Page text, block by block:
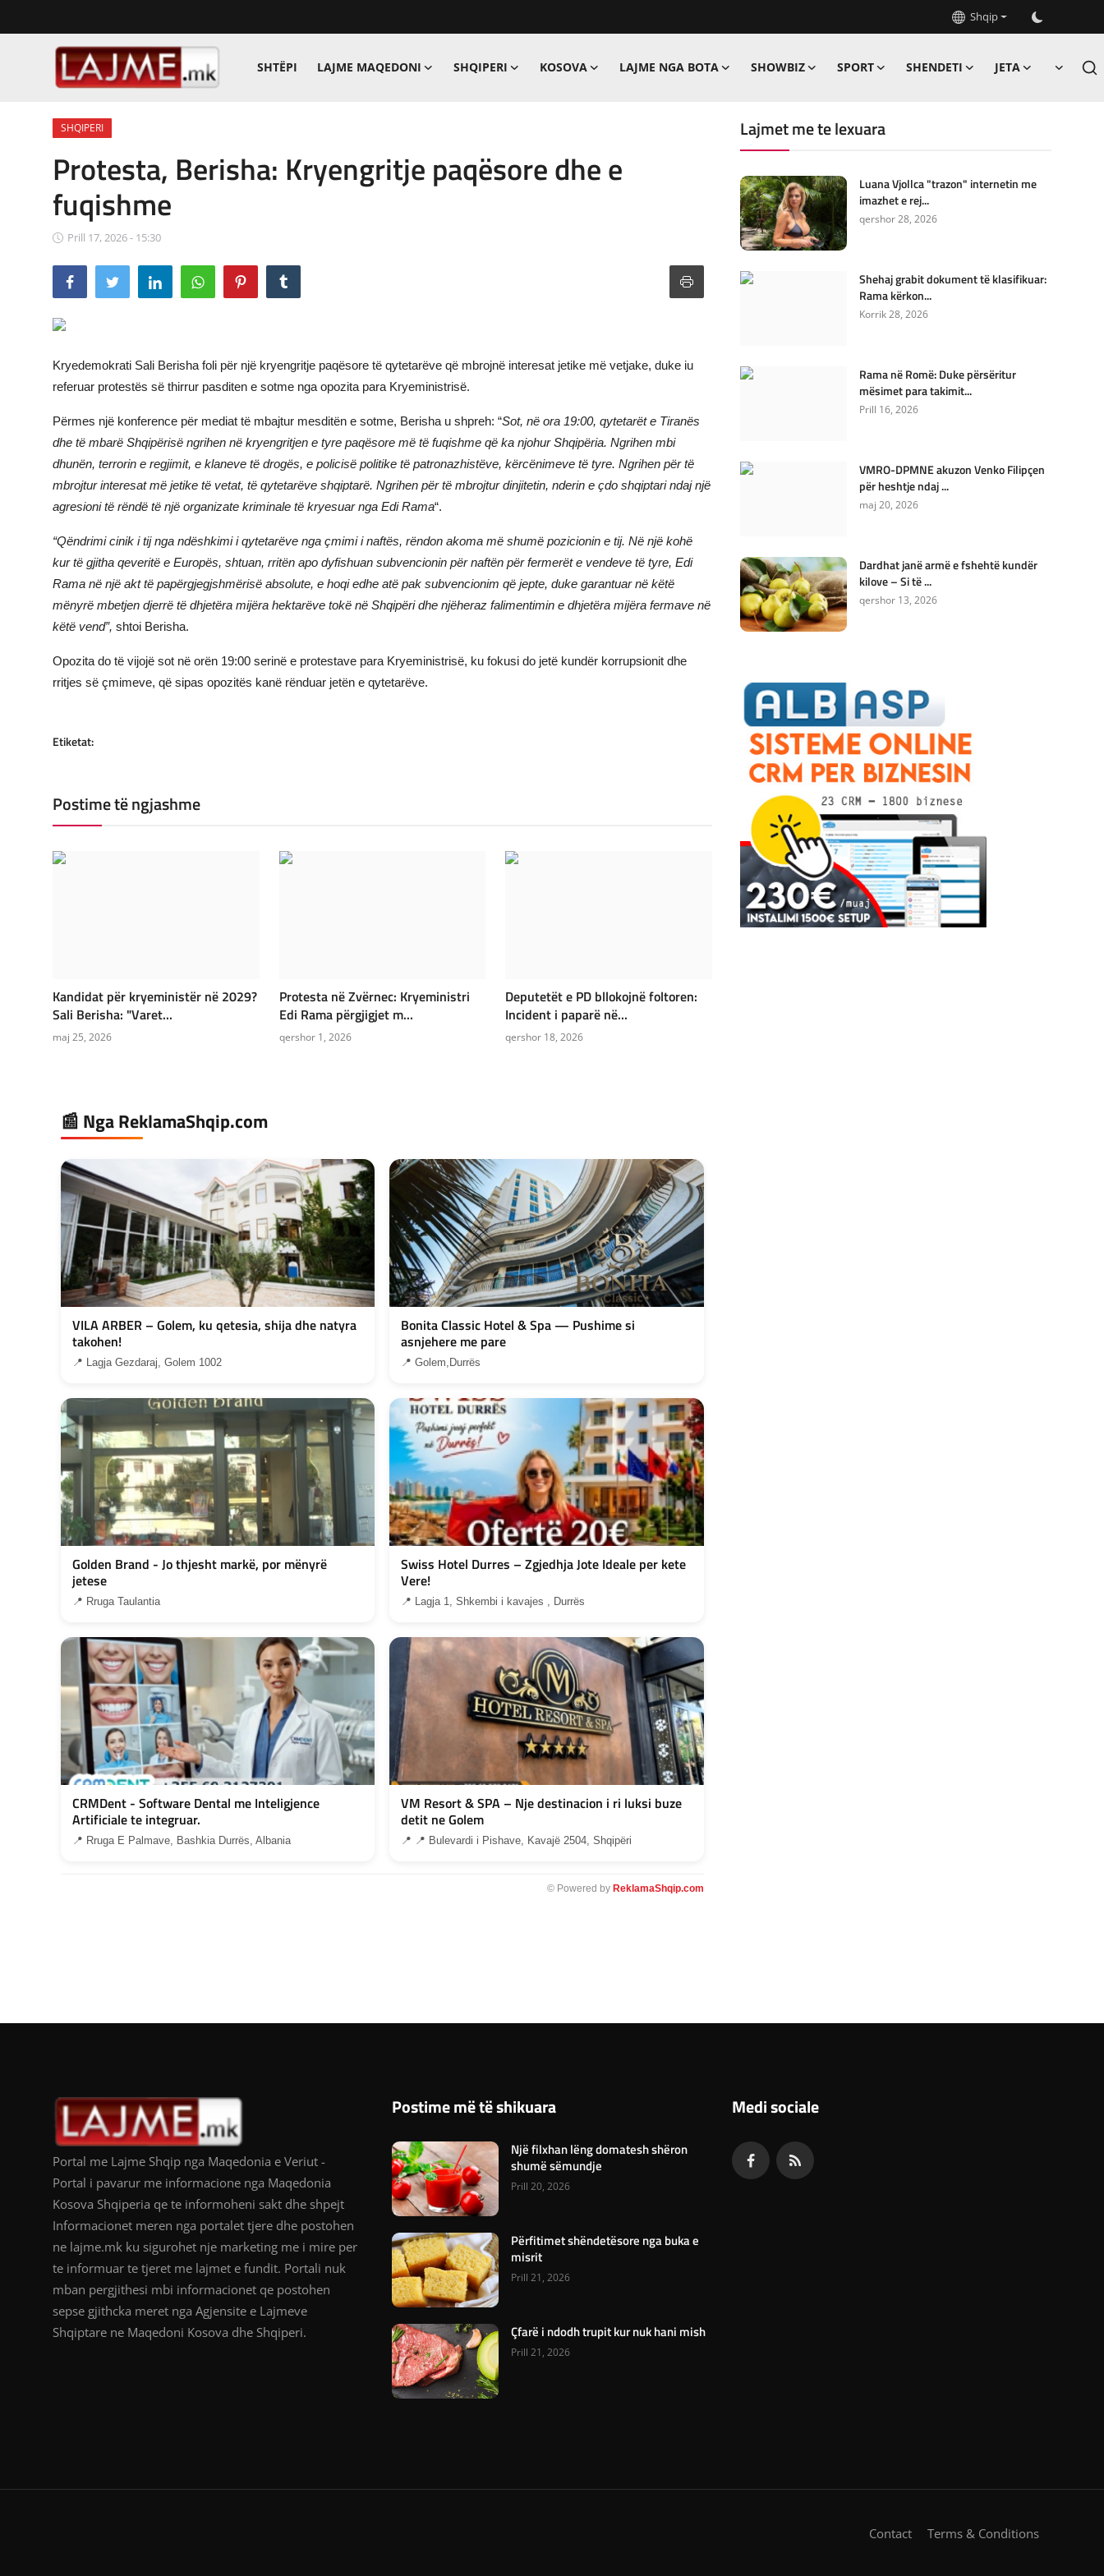
Shqip
SHTËPI LAJME MAQEDONI SHQIPERI KOSOVA LAJME NGA BOTA SHOWBIZ SPORT SHENDETI JETA
LAJME MAQEDONI
SHQIPERI
KOSOVA
LAJME NGA BOTA
SHOWBIZ
SHENDETI
Shqip
SHQIPERI
Protesta, Berisha: Kryengritje paqësore dhe e
fuqishme
Prill 17, 2026 - 15:30
Kryedemokrati Sali Berisha foli për një kryengritje paqësore të qytetarëve që mbrojnë interesat jetike më vetjake, duke iu
referuar protestës së thirrur pasditen e sotme nga opozita para Kryeministrisë.
Përmes një konference për mediat të mbajtur mesditën e sotme, Berisha u shpreh: “Sot, në ora 19:00, qytetarët e Tiranës
dhe të mbarë Shqipërisë ngrihen në kryengritjen e tyre paqësore më të fuqishme që ka njohur Shqipëria. Ngrihen mbi
dhunën, terrorin e regjimit, e klaneve të drogës, e policisë politike të patronazhistëve, kërcënimeve të tyre. Ngrihen për të
mbrojtur interesat më jetike të vetat, të qytetarëve shqiptarë. Ngrihen për të mbrojtur dinjitetin, nderin e çdo shqiptari ndaj një
agresioni të rëndë të një organizate kriminale të kryesuar nga Edi Rama“.
“Qëndrimi cinik i tij nga ndëshkimi i qytetarëve nga çmimi i naftës, rëndon akoma më shumë pozicionin e tij. Në një kohë
kur të gjitha qeveritë e Europës, shtuan, rritën apo dyfishuan subvencionin për naftën për fermerët e vendeve të tyre, Edi
Rama në një akt të papërgjegjshmërisë absolute, e hoqi edhe atë pak subvencionim që jepte, duke garantuar në këtë
mënyrë mbetjen djerrë të dhjetëra mijëra hektarëve tokë në Shqipëri dhe njëheraz falimentimin e dhjetëra mijëra fermave në
këtë vend”, shtoi Berisha.
Opozita do të vijojë sot në orën 19:00 serinë e protestave para Kryeministrisë, ku fokusi do jetë kundër korrupsionit dhe
rritjes së çmimeve, që sipas opozitës kanë rënduar jetën e qytetarëve.
Etiketat:
Postime të ngjashme
Kandidat për kryeministër në 2029?
Sali Berisha: "Varet...
maj 25, 2026
Protesta në Zvërnec: Kryeministri
Edi Rama përgjigjet m...
qershor 1, 2026
Deputetët e PD bllokojnë foltoren:
Incident i paparë në...
qershor 18, 2026
📰 Nga ReklamaShqip.com
VILA ARBER – Golem, ku qetesia, shija dhe natyra
takohen!
📍 Lagja Gezdaraj, Golem 1002
Bonita Classic Hotel & Spa — Pushime si
asnjehere me pare
📍 Golem,Durrës
Golden Brand - Jo thjesht markë, por mënyrë
jetese
📍 Rruga Taulantia
Swiss Hotel Durres – Zgjedhja Jote Ideale per kete
Vere!
📍 Lagja 1, Shkembi i kavajes , Durrës
CRMDent - Software Dental me Inteligjence
Artificiale te integruar.
📍 Rruga E Palmave, Bashkia Durrës, Albania
VM Resort & SPA – Nje destinacion i ri luksi buze
detit ne Golem
📍 📍 Bulevardi i Pishave, Kavajë 2504, Shqipëri
© Powered by ReklamaShqip.com
Lajmet me te lexuara
Luana Vjollca "trazon" internetin me
imazhet e rej...
qershor 28, 2026
Shehaj grabit dokument të klasifikuar:
Rama kërkon...
Korrik 28, 2026
Rama në Romë: Duke përsëritur
mësimet para takimit...
Prill 16, 2026
VMRO-DPMNE akuzon Venko Filipçen
për heshtje ndaj ...
maj 20, 2026
Dardhat janë armë e fshehtë kundër
kilove – Si të ...
qershor 13, 2026
Portal me Lajme Shqip nga Maqedonia e Veriut -
Portal i pavarur me informacione nga Maqedonia
Kosova Shqiperia qe te informoheni sakt dhe shpejt
Informacionet meren nga portalet tjere dhe postohen
ne lajme.mk ku sigurohet nje marketing me i mire per
te informuar te tjeret me lajmet e fundit. Portali nuk
mban pergjithesi mbi informacionet qe postohen
sepse gjithcka meret nga Agjensite e Lajmeve
Shqiptare ne Maqedoni Kosova dhe Shqiperi.
Postime më të shikuara
Një filxhan lëng domatesh shëron
shumë sëmundje
Prill 20, 2026
Përfitimet shëndetësore nga buka e
misrit
Prill 21, 2026
Çfarë i ndodh trupit kur nuk hani mish
Prill 21, 2026
Medi sociale
Contact Terms & Conditions